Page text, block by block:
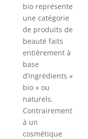
bio représente
une catégorie
de produits de
beauté faits
entièrement à
base
d’ingrédients «
bio » ou
naturels.
Contrairement
à un
cosmétique